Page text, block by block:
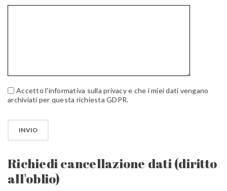
Accetto l'informativa sulla privacy e che i miei dati vengano
archiviati per questa richiesta GDPR.
Richiedi cancellazione dati (diritto
all'oblio)